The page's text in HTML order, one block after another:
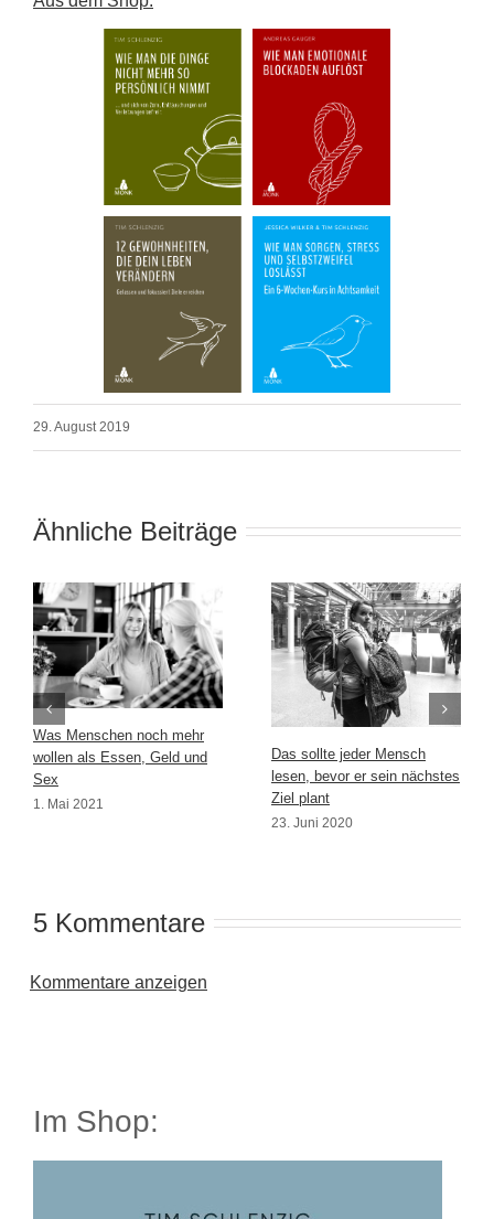
29. August 2019
Ähnliche Beiträge
Was Menschen noch mehr
wollen als Essen, Geld und
Sex
1. Mai 2021
Das sollte jeder Mensch
lesen, bevor er sein nächstes
Ziel plant
23. Juni 2020
5 Kommentare
Kommentare anzeigen
Im Shop: